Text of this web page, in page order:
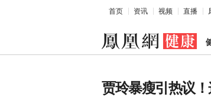
首页 资讯 视频 直播
贾玲暴瘦引热议